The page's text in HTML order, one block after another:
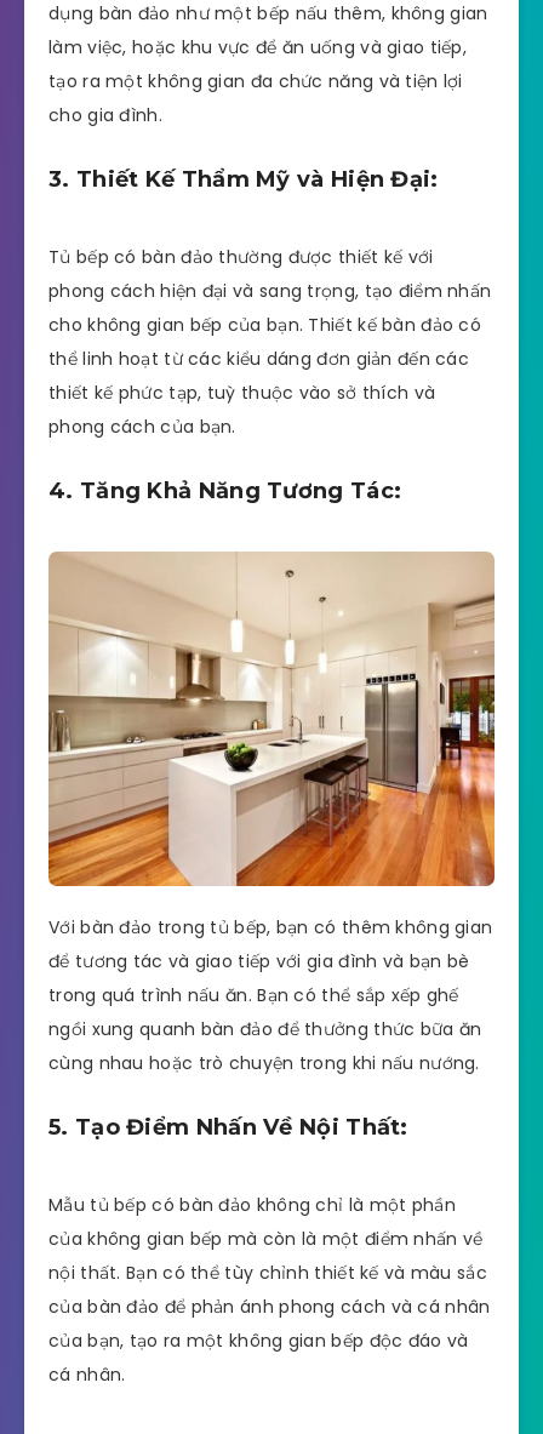
dụng bàn đảo như một bếp nấu thêm, không gian
làm việc, hoặc khu vực để ăn uống và giao tiếp,
tạo ra một không gian đa chức năng và tiện lợi
cho gia đình.
3. Thiết Kế Thẩm Mỹ và Hiện Đại:
Tủ bếp có bàn đảo thường được thiết kế với
phong cách hiện đại và sang trọng, tạo điểm nhấn
cho không gian bếp của bạn. Thiết kế bàn đảo có
thể linh hoạt từ các kiểu dáng đơn giản đến các
thiết kế phức tạp, tuỳ thuộc vào sở thích và
phong cách của bạn.
4. Tăng Khả Năng Tương Tác:
Với bàn đảo trong tủ bếp, bạn có thêm không gian
để tương tác và giao tiếp với gia đình và bạn bè
trong quá trình nấu ăn. Bạn có thể sắp xếp ghế
ngồi xung quanh bàn đảo để thưởng thức bữa ăn
cùng nhau hoặc trò chuyện trong khi nấu nướng.
5. Tạo Điểm Nhấn Về Nội Thất:
Mẫu tủ bếp có bàn đảo không chỉ là một phần
của không gian bếp mà còn là một điểm nhấn về
nội thất. Bạn có thể tùy chỉnh thiết kế và màu sắc
của bàn đảo để phản ánh phong cách và cá nhân
của bạn, tạo ra một không gian bếp độc đáo và
cá nhân.